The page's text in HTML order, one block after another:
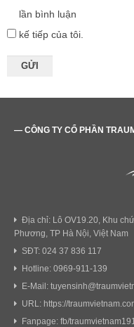
lần bình luận
kế tiếp của tôi.
— CÔNG TY CỔ PHẦN
Địa chỉ: Lô OV19.20, Khu
Phương, TP Hà Nội, Việt Nam
SĐT: 024 37 836 117
Hotline: 0969-911-139
E-Mail:
URL: https://
Fanpage: fb/